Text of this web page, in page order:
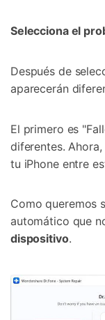
Selecciona el
Después de
aparecerán
El primero es
diferentes.
tu iPhone entre
Como queremos
automático que
dispositivo.